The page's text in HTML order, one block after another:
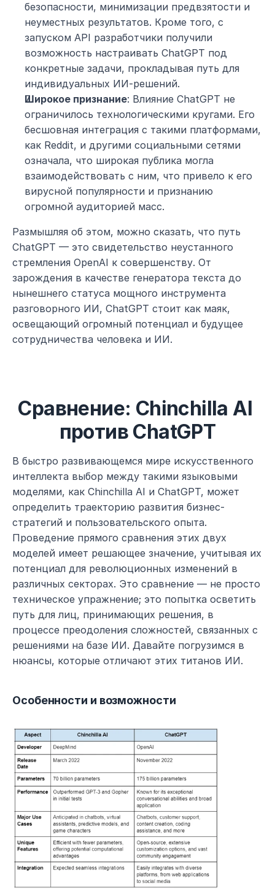
безопасности, минимизации предвзятости и
неуместных результатов. Кроме того, с
запуском API разработчики получили
возможность настраивать ChatGPT под
конкретные задачи, прокладывая путь для
индивидуальных ИИ-решений.
Широкое признание: Влияние ChatGPT не
ограничилось технологическими кругами. Его
бесшовная интеграция с такими платформами,
как Reddit, и другими социальными сетями
означала, что широкая публика могла
взаимодействовать с ним, что привело к его
вирусной популярности и признанию
огромной аудиторией масс.
Размышляя об этом, можно сказать, что путь
ChatGPT — это свидетельство неустанного
стремления OpenAI к совершенству. От
зарождения в качестве генератора текста до
нынешнего статуса мощного инструмента
разговорного ИИ, ChatGPT стоит как маяк,
освещающий огромный потенциал и будущее
сотрудничества человека и ИИ.
Сравнение: Chinchilla AI
против ChatGPT
В быстро развивающемся мире искусственного
интеллекта выбор между такими языковыми
моделями, как Chinchilla AI и ChatGPT, может
определить траекторию развития бизнес-
стратегий и пользовательского опыта.
Проведение прямого сравнения этих двух
моделей имеет решающее значение, учитывая их
потенциал для революционных изменений в
различных секторах. Это сравнение — не просто
техническое упражнение; это попытка осветить
путь для лиц, принимающих решения, в
процессе преодоления сложностей, связанных с
решениями на базе ИИ. Давайте погрузимся в
нюансы, которые отличают этих титанов ИИ.
Особенности и возможности